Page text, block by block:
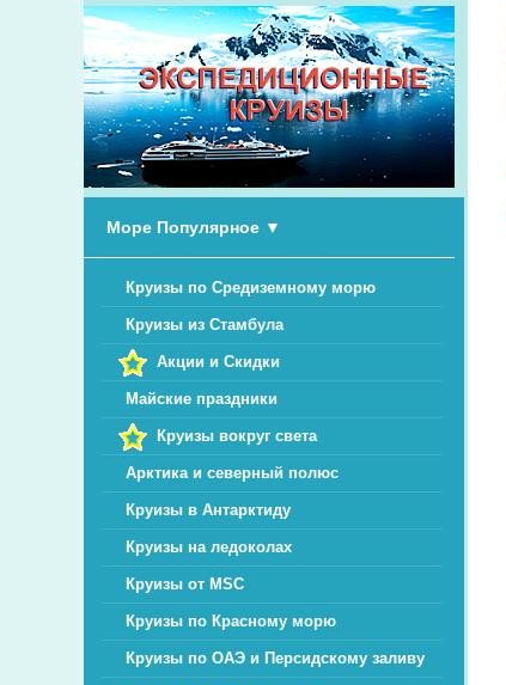
Море Популярное ▼
Круизы по Средиземному морю
Круизы из Стамбула
Акции и Скидки
Майские праздники
Круизы вокруг света
Арктика и северный полюс
Круизы в Антарктиду
Круизы на ледоколах
Круизы от MSC
Круизы по Красному морю
Круизы по ОАЭ и Персидскому заливу